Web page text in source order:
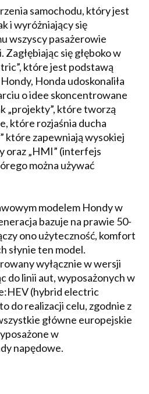
samochodu, który jest
i wyróżniający się
wszyscy pasażerowie
się głęboko w
które jest podstawą
Honda udoskonaliła
o idee skoncentrowane
„projekty”, które tworzą
które rozjaśnia ducha
które zapewniają wysokiej
oraz „HMI” (interfejs
można używać
modelem Hondy w
bazuje na prawie 50-
ono użyteczność, komfort
słynie ten model.
wyłącznie w wersji
do linii aut, wyposażonych w
(hybrid electric
do realizacji celu, zgodnie z
główne europejskie
w
napędowe.